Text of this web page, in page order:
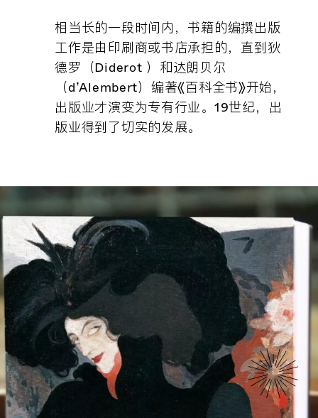
关于我们
委员会
组织机构
团队成员
联系我们
精品世家
文化机构
欧洲成员
荣誉成员
法国技艺史
水晶
皮革/皮具
相当长的一段时间内，书籍的编撰出版
工作是由印刷商或书店承担的，直到狄
德罗（Diderot ）和达朗贝尔
（d’Alembert）编著《百科全书》开始，
出版业才演变为专有行业。19世纪，出
版业得到了切实的发展。